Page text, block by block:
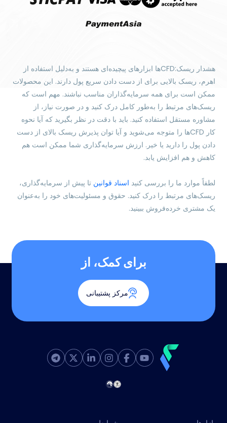
هشدار ریسک:CFDها ابزارهای پیچیده‌ای هستند و به‌دلیل استفاده از
اهرم، ریسک بالایی برای از دست دادن سریع پول دارند. این محصولات
ممکن است برای همه سرمایه‌گذاران مناسب نباشند. مهم است که
ریسک‌های مرتبط را به‌طور کامل درک کنید و در صورت نیاز، از
مشاوره مستقل استفاده کنید. باید با دقت در نظر بگیرید که آیا نحوه
کار CFDها را متوجه می‌شوید و آیا توان پذیرش ریسک بالای از دست
دادن پول را دارید یا خیر. ارزش سرمایه‌گذاری شما ممکن است هم
کاهش و هم افزایش یابد.
لطفاً موارد ما را بررسی کنید اسناد قوانین تا پیش از سرمایه‌گذاری،
ریسک‌های مرتبط را درک کنید. حقوق و مسئولیت‌های خود را به‌عنوان
یک مشتری خرده‌فروش ببینید.
برای کمک، از
مرکز پشتیبانی